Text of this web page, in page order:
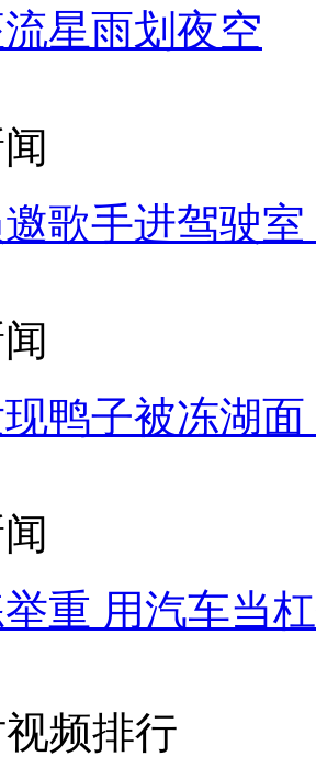
星雨划夜空
歌手进驾驶
鸭子被冻湖
重 用汽车当
频排行